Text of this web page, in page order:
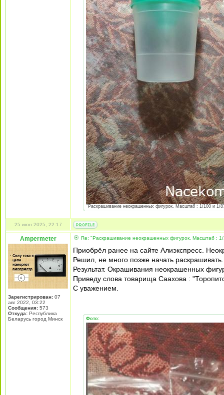
"Раскрашивание неокрашенных фигурок. Масштаб : 1/100 и 1/
25 июн 2025, 22:17
Ampermeter
Зарегистрирован: 07
авг 2022, 03:22
Сообщения: 573
Откуда: Республика
Беларусь город Минск
Re: "Раскрашивание неокрашенных фигурок. Масштаб :
Приобрёл ранее на сайте Алиэкспресс.
Решил, не много позже начать раскрашивать.
Результат. Окрашивания неокрашенных
Приведу слова товарища Саахова :
С уважением.
Фото: